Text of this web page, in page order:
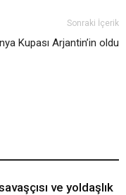
Sonraki İçerik
Kupası Arjantin’in oldu
ve yoldaşlık